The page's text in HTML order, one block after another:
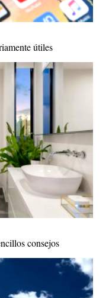
útiles
consejos